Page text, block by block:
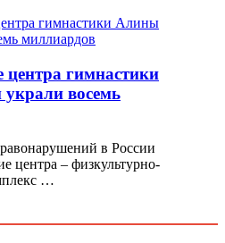
центра гимнастики
восемь
в России
центра – физкультурно-
…